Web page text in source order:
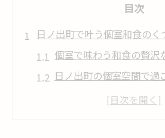
目次
日ノ出町で叶う個室和食のく
個室で味わう和食の贅沢
日ノ出町の個室空間で過